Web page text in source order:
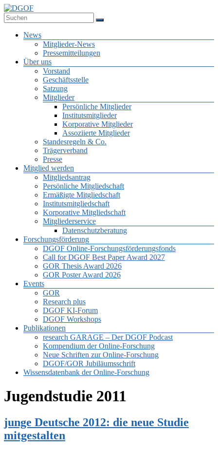
Zum
Inhalt
springen
Deutsche Gesellschaft für Online-Forschung e.V.
Menü
News
Mitglieder-News
Pressemitteilungen
Über uns
Vorstand
Geschäftsstelle
Satzung
Mitglieder
Persönliche Mitglieder
Institutsmitglieder
Korporative Mitglieder
Assoziierte Mitglieder
Standesregeln & Co.
Trägerverband
Presse
Mitglied werden
Mitgliedsantrag
Persönliche Mitgliedschaft
Ermäßigte Mitgliedschaft
Institutsmitgliedschaft
Korporative Mitgliedschaft
Mitgliederservice
Datenschutzberatung
Forschungsförderung
DGOF Online-Forschungsförderungsfonds
Call for DGOF Best Paper Award 2027
GOR Thesis Award 2026
GOR Poster Award 2026
Events
GOR
Research plus
DGOF KI-Forum
DGOF Workshops
Publikationen
research GARAGE – Der DGOF Podcast
Kompendium der Online-Forschung
Neue Schriften zur Online-Forschung
DGOF/GOR Jubiläumsschrift
Wissensdatenbank der Online-Forschung
Jugendstudie 2011
junge Deutsche 2012: die neue Studie
mitgestalten